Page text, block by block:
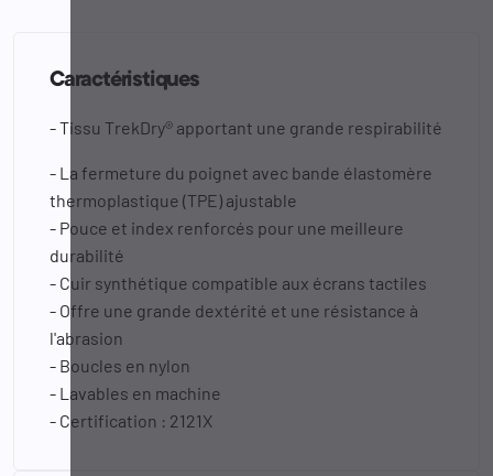
Caractéristiques
- Tissu TrekDry® apportant une grande respirabilité
- La fermeture du poignet avec bande élastomère
thermoplastique (TPE) ajustable
- Pouce et index renforcés pour une meilleure
durabilité
- Cuir synthétique compatible aux écrans tactiles
- Offre une grande dextérité et une résistance à
l'abrasion
- Boucles en nylon
- Lavables en machine
- Certification : 2121X